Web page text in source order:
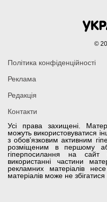
Усі права захищені.
можуть використовуватися
з обов’язковим активним
розміщеним в першому
гіперпосилання на сайт
використанні частини
рекламних матеріалів
матеріалів може не збігатися
Політика конфіденційності
Реклама
Редакція
Контакти
©